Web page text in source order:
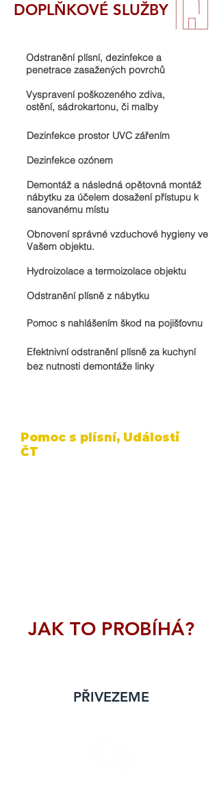
DOPLŇKOVÉ SLUŽBY
Odstranění plísní, dezinfekce a
penetrace zasažených povrchů
Vyspravení poškozeného zdiva,
ostění, sádrokartonu, či malby
Dezinfekce prostor UVC zářením
Dezinfekce ozónem​
Demontáž a následná opětovná montáž
nábytku za účelem dosažení přístupu k
sanovanému místu
Obnovení správné vzduchové hygieny ve
Vašem objektu.
Hydroizolace a termoizolace objektu
Odstranění plísně z nábytku
Pomoc s nahlášením škod na pojišťovnu
Efektnivní odstranění plísně za kuchyní
bez nutnosti demontáže linky
Pomoc s plísní, Události
ČT
JAK TO PROBÍHÁ?
PŘIVEZEME